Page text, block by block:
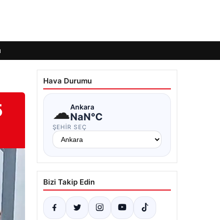
Hava Durumu
☁Ankara
NaN°C
ŞEHIR SEÇ
Bizi Takip Edin